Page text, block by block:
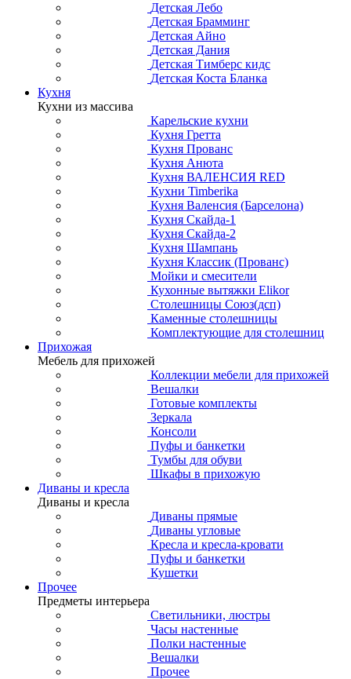
Детская Лебо
Детская Брамминг
Детская Айно
Детская Дания
Детская Тимберс кидс
Детская Коста Бланка
Кухня
Кухни из массива
Карельские кухни
Кухня Гретта
Кухня Прованс
Кухня Анюта
Кухня ВАЛЕНСИЯ RED
Кухни Timberika
Кухня Валенсия (Барселона)
Кухня Скайда-1
Кухня Скайда-2
Кухня Шампань
Кухня Классик (Прованс)
Мойки и смесители
Кухонные вытяжки Elikor
Столешницы Союз(дсп)
Каменные столешницы
Комплектующие для столешниц
Прихожая
Мебель для прихожей
Коллекции мебели для прихожей
Вешалки
Готовые комплекты
Зеркала
Консоли
Пуфы и банкетки
Тумбы для обуви
Шкафы в прихожую
Диваны и кресла
Диваны и кресла
Диваны прямые
Диваны угловые
Кресла и кресла-кровати
Пуфы и банкетки
Кушетки
Прочее
Предметы интерьера
Светильники, люстры
Часы настенные
Полки настенные
Вешалки
Прочее